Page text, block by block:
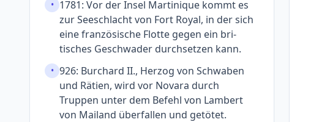
• 1781: Vor der Insel Martinique kommt es
zur See­schlacht von Fort Royal, in der sich
eine franzö­sische Flotte gegen ein bri­
tisches Geschwa­der durch­setzen kann.
• 926: Burchard II., Herzog von Schwaben
und Rätien, wird vor Novara durch
Truppen unter dem Befehl von Lambert
von Mailand über­fallen und getötet.